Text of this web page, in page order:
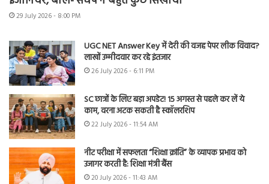
29 July 2026 - 8:00 PM
UGC NET Answer Key में देरी की वजह पेपर लीक विवाद?
लाखों उम्मीदवार कर रहे इंतजार
26 July 2026 - 6:11 PM
SC छात्रों के लिए बड़ा अपडेट! 15 अगस्त से पहले कर लें ये
काम, वरना अटक सकती है स्कॉलरशिप
22 July 2026 - 11:54 AM
नीट परीक्षा में सफलता “शिक्षा क्रांति” के व्यापक प्रभाव को
उजागर करती है: शिक्षा मंत्री बैंस
20 July 2026 - 11:43 AM